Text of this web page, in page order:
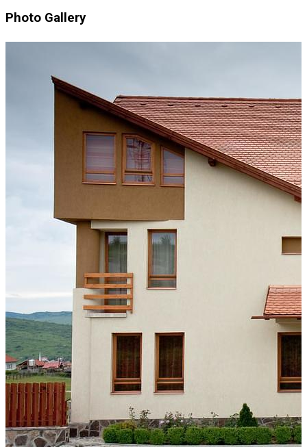
Photo Gallery